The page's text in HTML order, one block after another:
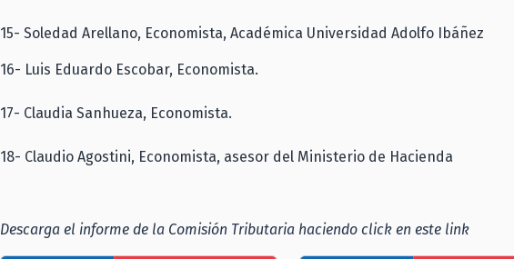
15- Soledad Arellano, Economista, Académica Universidad Adolfo Ibáñez
16- Luis Eduardo Escobar, Economista.
17- Claudia Sanhueza, Economista.
18- Claudio Agostini, Economista, asesor del Ministerio de Hacienda
Descarga el informe de la Comisión Tributaria haciendo click en este link